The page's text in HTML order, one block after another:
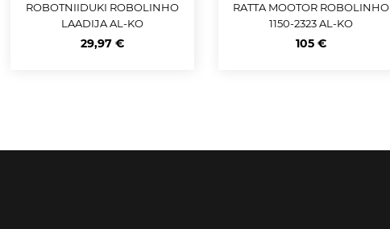
ROBOTNIIDUKI ROBOLINHO
LAADIJA AL-KO
29,97 €
RATTA MOOTOR ROBOLINHO
1150-2323 AL-KO
105 €